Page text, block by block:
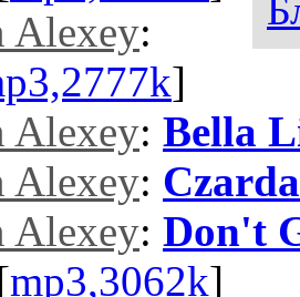
Alexey:
]
Alexey: Bella
Alexey:
Alexey: Don't
mp3,3062k]